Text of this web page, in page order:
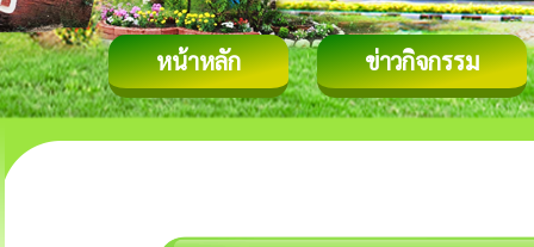
หน้าหลัก ข่าวกิจกรรม